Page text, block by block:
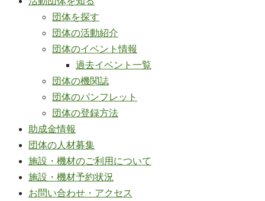
団体を探す
団体の活動紹介
団体のイベント情報
過去イベント一覧
団体の機関誌
団体のパンフレット
団体の登録方法
助成金情報
団体の人材募集
施設・機材のご利用について
施設・機材予約状況
お問い合わせ・アクセス